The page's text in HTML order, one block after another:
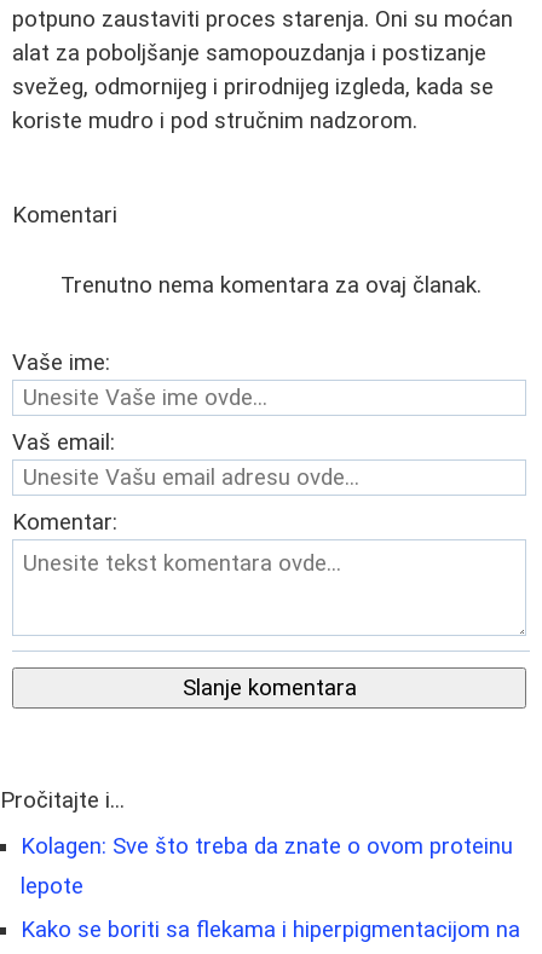
potpuno zaustaviti proces starenja. Oni su moćan
alat za poboljšanje samopouzdanja i postizanje
svežeg, odmornijeg i prirodnijeg izgleda, kada se
koriste mudro i pod stručnim nadzorom.
Komentari
Trenutno nema komentara za ovaj članak.
Vaše ime:
Vaš email:
Komentar:
Slanje komentara
Pročitajte i...
Kolagen: Sve što treba da znate o ovom proteinu
lepote
Kako se boriti sa flekama i hiperpigmentacijom na